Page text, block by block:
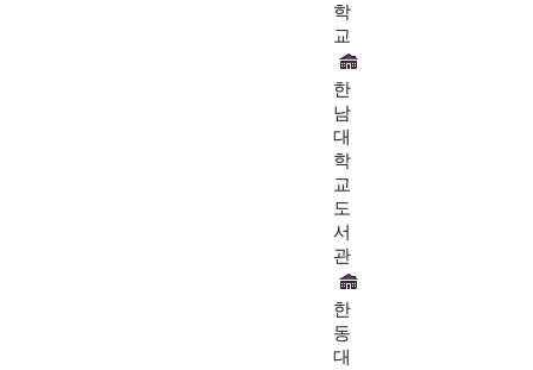
학
교
한
남
대
학
교
도
서
관
한
동
대